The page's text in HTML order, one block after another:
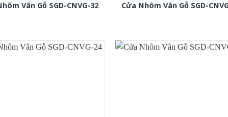
Vân Gỗ SGD-CNVG-32 Cửa Nhôm Vân Gỗ SGD-